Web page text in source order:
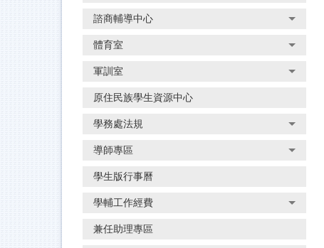
諮商輔導中心
體育室
軍訓室
原住民族學生資源中心
學務處法規
導師專區
學生版行事曆
學輔工作經費
兼任助理專區